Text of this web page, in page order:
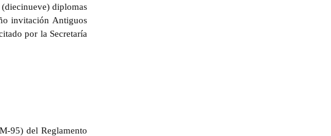
diplomas
invitación Antiguos
por la Secretaría
95) del Reglamento